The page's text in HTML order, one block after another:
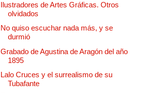
Ilustradores de Artes Gráficas. Otros
olvidados
No quiso escuchar nada más, y se
durmió
Grabado de Agustina de Aragón del año
1895
Lalo Cruces y el surrealismo de su
Tubafante